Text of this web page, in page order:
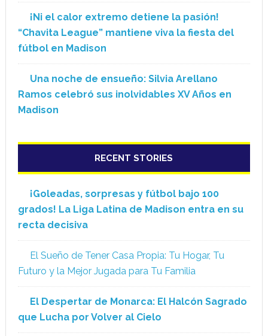
¡Ni el calor extremo detiene la pasión!
“Chavita League” mantiene viva la fiesta del
fútbol en Madison
Una noche de ensueño: Silvia Arellano
Ramos celebró sus inolvidables XV Años en
Madison
RECENT STORIES
¡Goleadas, sorpresas y fútbol bajo 100
grados! La Liga Latina de Madison entra en su
recta decisiva
El Sueño de Tener Casa Propia: Tu Hogar, Tu
Futuro y la Mejor Jugada para Tu Familia
El Despertar de Monarca: El Halcón Sagrado
que Lucha por Volver al Cielo